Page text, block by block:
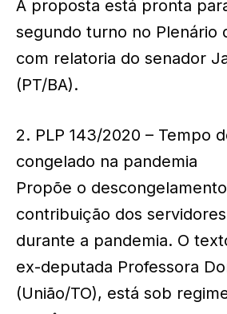
A proposta está pronta
segundo turno no Plenário
com relatoria do senador
(PT/BA).
2. PLP 143/2020 – Tempo
congelado na pandemia
Propõe o
contribuição dos
durante a pandemia. O
ex-deputada Professora
(União/TO), está sob